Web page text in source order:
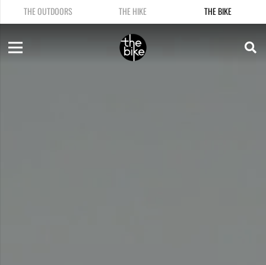
THE OUTDOORS THE HIKE THE BIKE